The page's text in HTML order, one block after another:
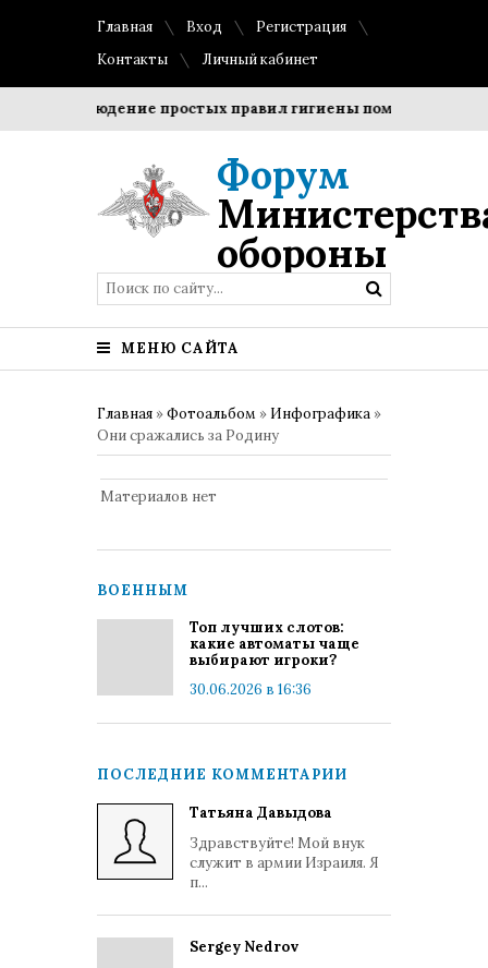
Главная Вход
Регистрация
Контакты
Личный кабинет
Соблюдение простых правил гигиены помогает
Форум
обороны
МЕНЮ САЙТА
Главная »Фотоальбом » Инфографика »
Они сражались за Родину
Материалов нет
ВОЕННЫМ
Топ лучших слотов:
какие автоматы чаще
выбирают игроки?
30.06.2026 в 16:36
ПОСЛЕДНИЕ КОММЕНТАРИИ
Татьяна Давыдова
Здравствуйте! Мой внук
служит в армии Израиля. Я
п...
Sergey Nedrov